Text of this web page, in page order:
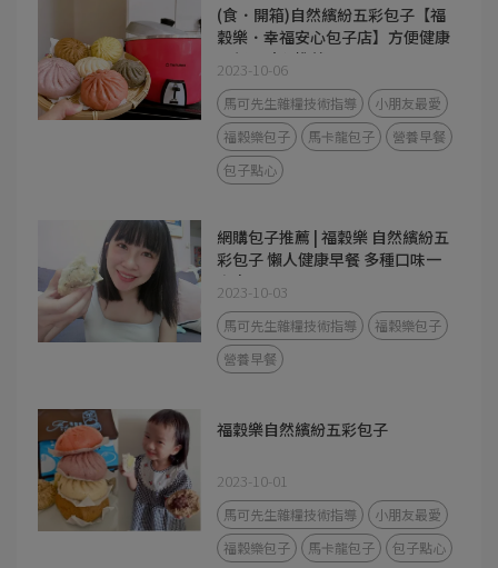
(食．開箱)自然繽紛五彩包子【福
穀樂．幸福安心包子店】方便健康
早餐、點心推薦
2023-10-06
馬可先生雜糧技術指導
小朋友最愛
福穀樂包子
馬卡龍包子
營養早餐
包子點心
網購包子推薦 | 福穀樂 自然繽紛五
彩包子 懶人健康早餐 多種口味一
次享用
2023-10-03
馬可先生雜糧技術指導
福穀樂包子
營養早餐
福穀樂自然繽紛五彩包子
2023-10-01
馬可先生雜糧技術指導
小朋友最愛
福穀樂包子
馬卡龍包子 包子點心